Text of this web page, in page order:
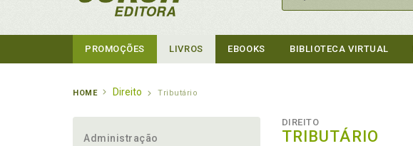
PROMOÇÕES LIVROS EBOOKS BIBLIOTECA VIRTUAL
HOME Direito Tributário
Administração
DIREITO
TRIBUTÁRIO